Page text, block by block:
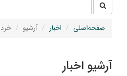
جستجو
در
سایت
صفحه‌اصلی اخبار آرشیو خرداد
آرشیو اخبار